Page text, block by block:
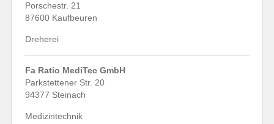
Porschestr. 21
87600 Kaufbeuren
Dreherei
Fa Ratio MediTec GmbH
Parkstettener Str. 20
94377 Steinach
Medizintechnik